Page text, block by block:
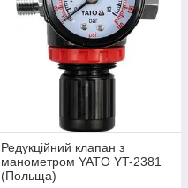
Редукційний клапан з
манометром YATO YT-2381
(Польща)